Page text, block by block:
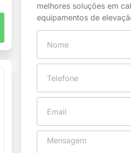
melhores soluções em
equipamentos de